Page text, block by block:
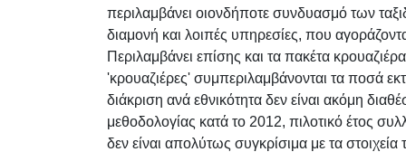
περιλαμβάνει οιονδήποτε συνδυασμό των
διαμονή και λοιπές υπηρεσίες, που
Περιλαμβάνει επίσης και τα πακέτα
'κρουαζιέρες' συμπεριλαμβάνονται τα ποσά
διάκριση ανά εθνικότητα δεν είναι ακόμη
μεθοδολογίας κατά το 2012, πιλοτικό έτος
δεν είναι απολύτως συγκρίσιμα με τα